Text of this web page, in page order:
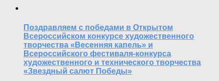
Поздравляем с победами в Открытом
Всероссийском конкурсе художественного
творчества «Весенняя капель» и
Всероссийского фестиваля-конкурса
художественного и технического творчества
«Звездный салют Победы»